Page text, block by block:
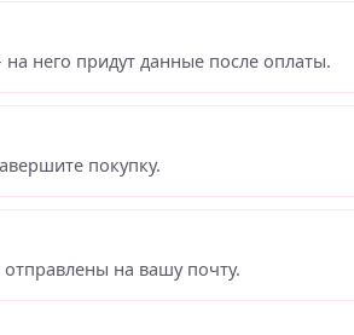
него придут данные после оплаты.
покупку.
на вашу почту.